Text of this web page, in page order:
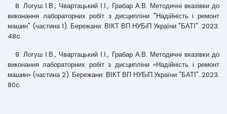
8. Логуш І.В., Чвартацький І.І., Грабар А.В. Методичні вказівки до
виконання лабораторних робіт з дисципліни "Надійність і ремонт
машин" (частина 1). Бережани: ВІКТ ВП НУБіП України "БАТІ". 2023.
48c.
9. Логуш І.В., Чвартацький І.І., Грабар А.В. Методичні вказівки до
виконання лабораторних робіт з дисципліни «Надійність і ремонт
машин» (частина 2). Бережани: ВІКТ ВП НУБіП України "БАТІ". 2023.
80c.